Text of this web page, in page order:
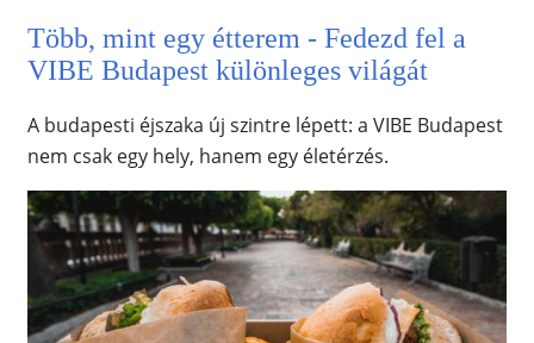
Több, mint egy étterem - Fedezd fel a
VIBE Budapest különleges világát
A budapesti éjszaka új szintre lépett: a VIBE Budapest
nem csak egy hely, hanem egy életérzés.